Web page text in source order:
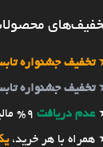
تخفیف جشنواره تابستانه
تخفیف جشنواره
عدم دریافت 9% مالیات بر ارزش افزوده (به مبلغ
همراه با هر خرید،